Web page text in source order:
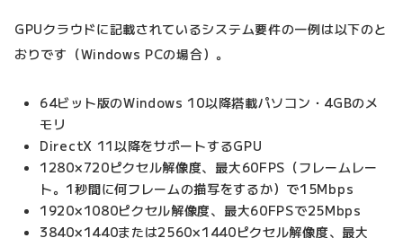
GPUクラウドに記載されているシステム要件の一例は以下のと
おりです（Windows PCの場合）。
64ビット版のWindows 10以降搭載パソコン・4GBのメ
モリ
DirectX 11以降をサポートするGPU
1280×720ピクセル解像度、最大60FPS（フレームレー
ト。1秒間に何フレームの描写をするか）で15Mbps
1920×1080ピクセル解像度、最大60FPSで25Mbps
3840×1440または2560×1440ピクセル解像度、最大